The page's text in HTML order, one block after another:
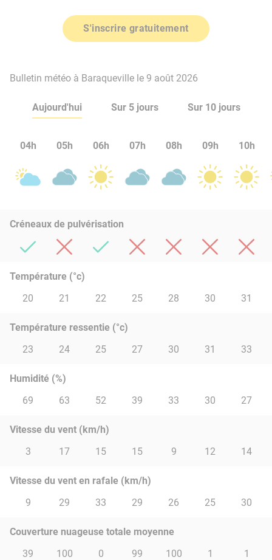
S'inscrire gratuitement
Bulletin météo à Baraqueville le 9 août 2026
Aujourd'hui Sur 5 jours Sur 10 jours
04h 05h 06h 07h 08h 09h 10h
Créneaux de pulvérisation
Température (°c)
20
21 22 25 28 30 31
Température ressentie (°c)
23
24 25 27 30 31 33
Humidité (%)
69
63 52 39 33 30 27
Vitesse du vent (km/h)
3
17 15 15 9 12 14
Vitesse du vent en rafale (km/h)
9
29 33 29 26 25 30
Couverture nuageuse totale moyenne
39
100 0 99 100 1 1